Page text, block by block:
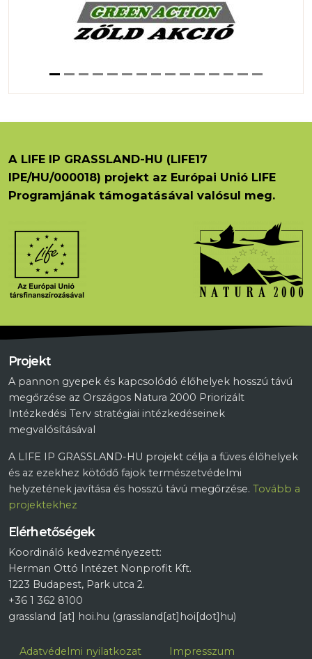
A LIFE IP GRASSLAND-HU (LIFE17
IPE/HU/000018) projekt az Európai Unió LIFE
Programjának támogatásával valósul meg.
Projekt
A pannon gyepek és kapcsolódó élőhelyek hosszú távú
megőrzése az Országos Natura 2000 Priorizált
Intézkedési Terv stratégiai intézkedéseinek
megvalósításával
A LIFE IP GRASSLAND-HU projekt célja a füves élőhelyek
és az ezekhez kötődő fajok természetvédelmi
helyzetének javítása és hosszú távú megőrzése. Tovább a
projektekhez
Elérhetőségek
Koordináló kedvezményezett:
Herman Ottó Intézet Nonprofit Kft.
1223 Budapest, Park utca 2.
+36 1 362 8100
grassland [at] hoi.hu (grassland[at]hoi[dot]hu)
Lábléc
Adatvédelmi nyilatkozat Impresszum